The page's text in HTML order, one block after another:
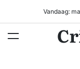
inhoud
Vandaag: